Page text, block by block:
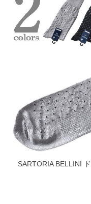
SARTORIA BELLINI